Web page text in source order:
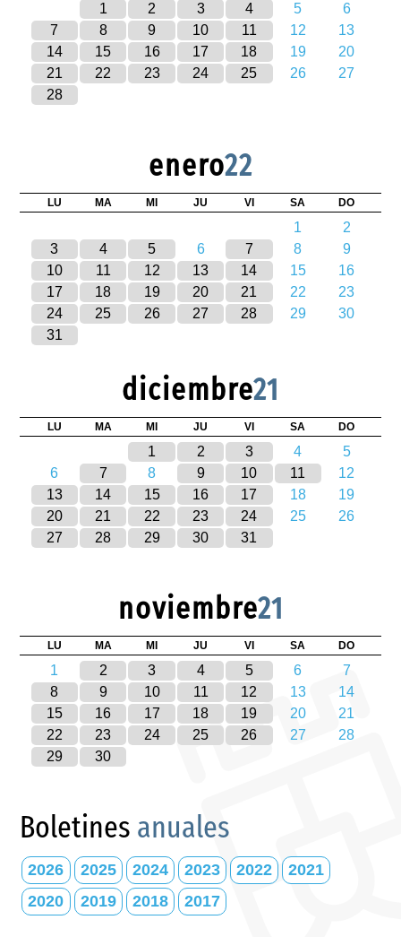
1 2 3 4 5
6
7
8 9 10 11 12
13
14
15 16 17 18 19
20
21
22 23 24 25 26
27
28
enero22
LU MA MI JU VI SA DO
1
2
3
4 5 6 7 8
9
10
11 12 13 14 15
16
17
18 19 20 21 22
23
24
25 26 27 28 29
30
31
diciembre21
LU MA MI JU VI SA DO
1 2 3 4
5
6
7 8 9 10 11
12
13
14 15 16 17 18
19
20
21 22 23 24 25
26
27
28 29 30 31
noviembre21
LU MA MI JU VI SA DO
1 2 3 4 5 6
7
8
9 10 11 12 13
14
15
16 17 18 19 20
21
22
23 24 25 26 27
28
29
30
Boletines anuales
2026 2025 2024 2023 2022
2021
2020
2019 2018 2017